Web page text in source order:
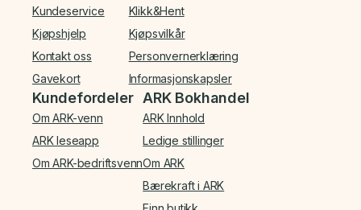
Kundeservice
Kjøpshjelp
Kontakt oss
Gavekort
Klikk&Hent
Kjøpsvilkår
Personvernerklæring
Informasjonskapsler
Kundefordeler
Om ARK-venn
ARK leseapp
Om ARK-bedriftsvenn
ARK Bokhandel
ARK Innhold
Ledige stillinger
Om ARK
Bærekraft i ARK